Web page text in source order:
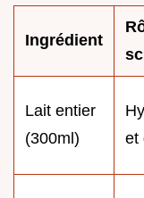
Ingrédient
Lait entier
(300ml)
et